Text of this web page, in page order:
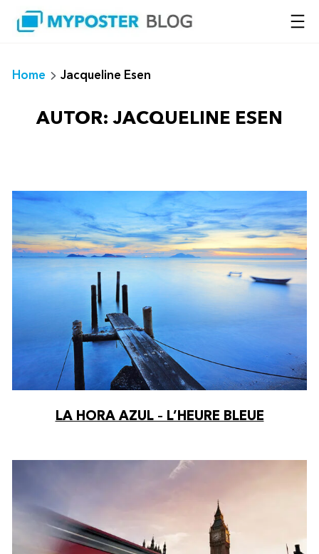
contenido
Home Jacqueline Esen
AUTOR:JACQUELINE ESEN
LA HORA AZUL – L’HEURE BLEUE